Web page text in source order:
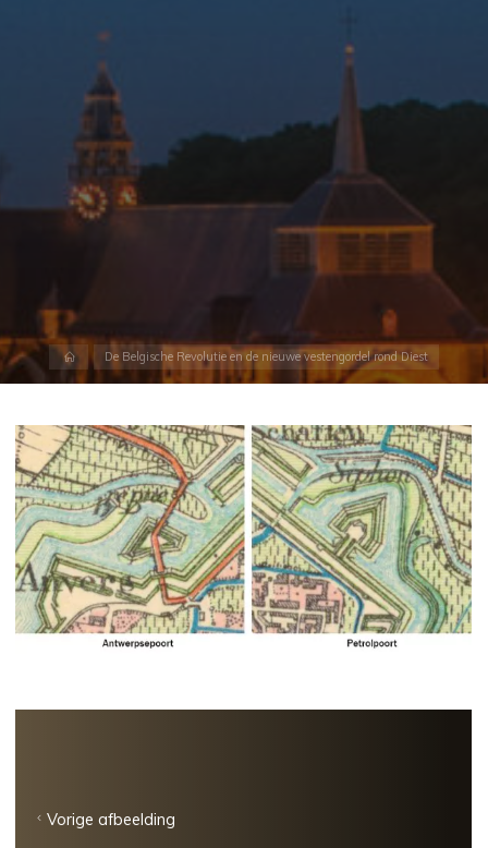
Home De Belgische Revolutie en de nieuwe vestengordel rond Diest
Vorige afbeelding